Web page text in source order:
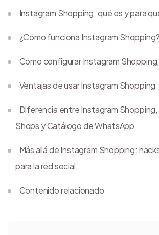
Instagram Shopping: qué es y para
¿Cómo funciona Instagram Shopping?
Cómo configurar Instagram
Ventajas de usar Instagram Shopping
Diferencia entre Instagram
Shops y Catálogo de WhatsApp
Más allá de Instagram Shopping:
para la red social
Contenido relacionado